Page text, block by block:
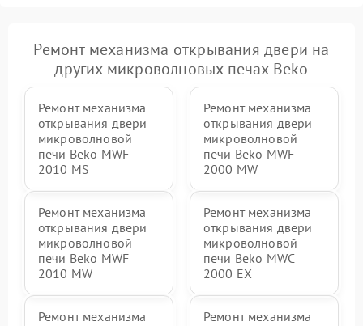
Ремонт механизма открывания двери на
других микроволновых печах Beko
Ремонт механизма
открывания двери
микроволновой
печи Beko MWF
2010 MS
Ремонт механизма
открывания двери
микроволновой
печи Beko MWF
2000 MW
Ремонт механизма
открывания двери
микроволновой
печи Beko MWF
2010 MW
Ремонт механизма
открывания двери
микроволновой
печи Beko MWC
2000 EX
Ремонт механизма
Ремонт механизма